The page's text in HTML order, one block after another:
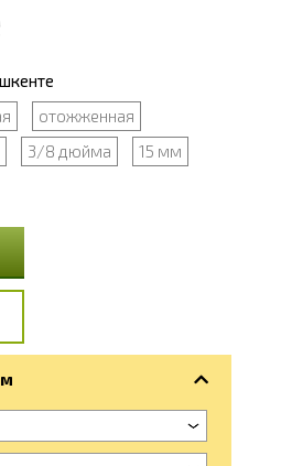
отожженная
3/8 дюйма
15 мм